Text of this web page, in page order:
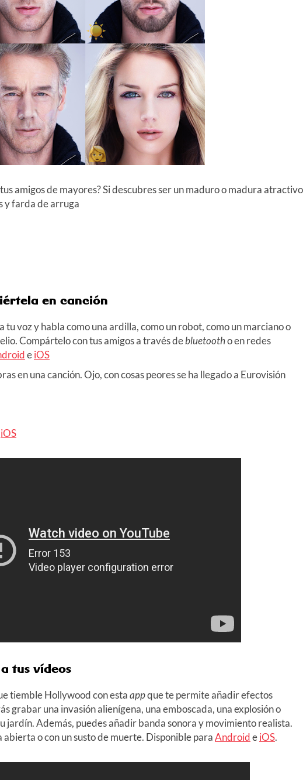
amigos de mayores? Si descubres ser un maduro o madura
y farda de arruga
en canción
tu voz y habla como una ardilla, como un robot, como un marciano o
Compártelo con tus amigos a través debluetootho en redes
eiOS
en una canción. Ojo, con cosas peores se ha llegado a Eurovisión
iOS
tus vídeos
tiemble Hollywood con estaappque te permite añadir efectos
grabar una invasión alienígena, una emboscada, una explosión o
jardín. Además, puedes añadir banda sonora y movimiento realista.
abierta o con un susto de muerte. Disponible paraAndroideiOS.